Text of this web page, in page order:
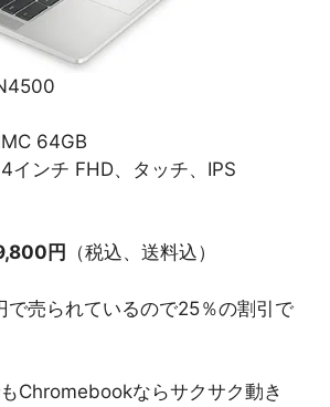
64GB
インチ FHD、タッチ、IPS
円 （税込、送料込）
売られているので25％の割引で
Chromebookならサクサク動き